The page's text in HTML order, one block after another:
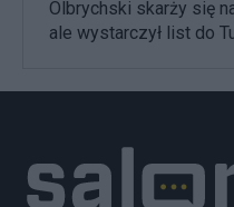
Olbrychski skarży się
ale wystarczył list do